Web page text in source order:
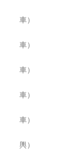
10，古
車）
11，龍
車）
12，京
車）
13，豊
車）
14，諸
車）
15，角
輿）